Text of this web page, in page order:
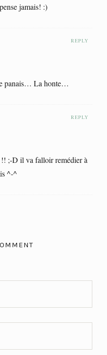
jamais! :)
REPLY
panais… La honte…
REPLY
;-D il va falloir remédier à
^-^